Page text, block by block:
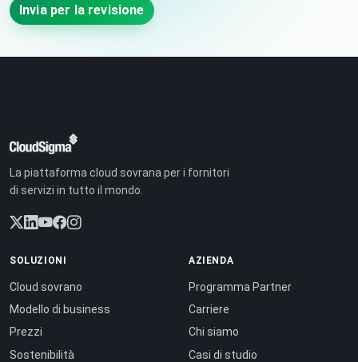
Invia per la revisione
La piattaforma cloud sovrana per i fornitori
di servizi in tutto il mondo.
SOLUZIONI
Cloud sovrano
Modello di business
Prezzi
Sostenibilità
AZIENDA
Programma Partner
Carriere
Chi siamo
Casi di studio